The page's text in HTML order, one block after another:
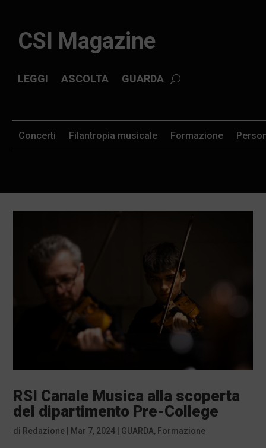
CSI Magazine
ASCOLTA GUARDA
LEGGI
Formazione
Concerti Filantropia musicale
RSI Canale Musica alla scoperta
del dipartimento Pre-College
di Redazione Mar 7, 2024 GUARDA, Formazione